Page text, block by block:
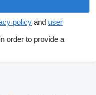
policy and user
order to provide a